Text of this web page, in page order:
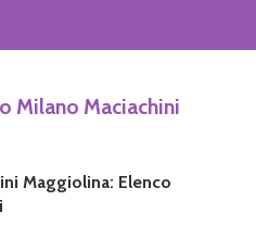
Milano Maciachini
Maggiolina: Elenco